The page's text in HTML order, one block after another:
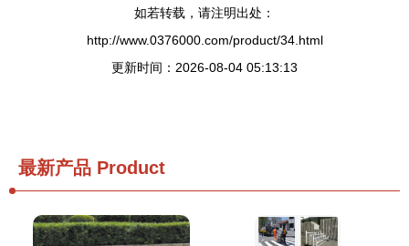
如若转载，请注明出处：
http://www.0376000.com/product/34.html
更新时间：2026-08-04 05:13:13
最新产品 Product